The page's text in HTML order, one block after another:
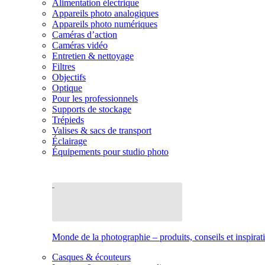
Alimentation électrique
Appareils photo analogiques
Appareils photo numériques
Caméras d’action
Caméras vidéo
Entretien & nettoyage
Filtres
Objectifs
Optique
Pour les professionnels
Supports de stockage
Trépieds
Valises & sacs de transport
Éclairage
Équipements pour studio photo
Monde de la photographie – produits, conseils et
Casques & écouteurs